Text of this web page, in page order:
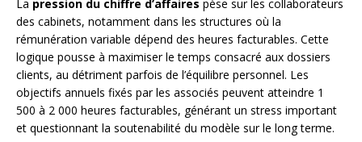
La pression du chiffre d’affaires pèse sur les collaborateurs
des cabinets, notamment dans les structures où la
rémunération variable dépend des heures facturables. Cette
logique pousse à maximiser le temps consacré aux dossiers
clients, au détriment parfois de l’équilibre personnel. Les
objectifs annuels fixés par les associés peuvent atteindre 1
500 à 2 000 heures facturables, générant un stress important
et questionnant la soutenabilité du modèle sur le long terme.